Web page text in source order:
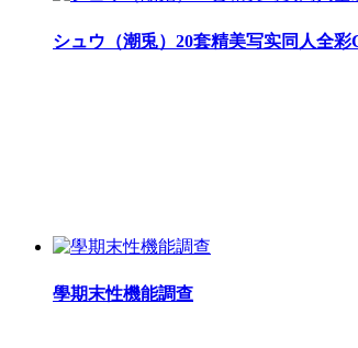
シュウ（潮兎）20套精美写实同人全彩
學期末性機能調查